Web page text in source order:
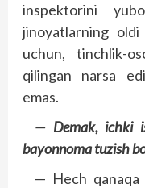
inspektorini
jinoyatlarning
uchun, tinchlik-
qilingan narsa
emas.
— Demak, ichki
bayonnoma tuzish
— Hech qanaqa